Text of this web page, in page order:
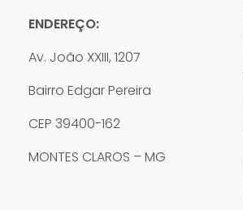
ENDEREÇO:
Av. João XXIII, 1207
Bairro Edgar Pereira
CEP 39400-162
MONTES CLAROS – MG